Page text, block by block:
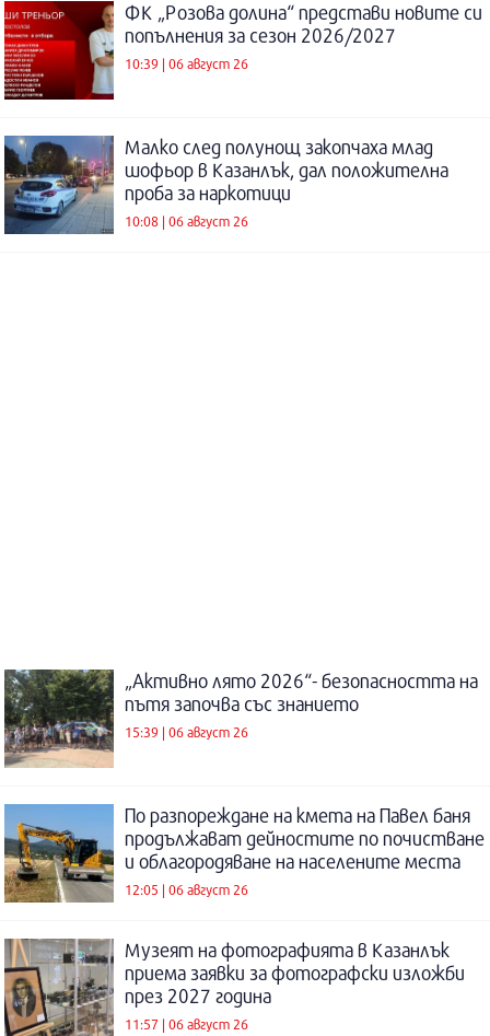
ФК „Розова долина“ представи новите си
попълнения за сезон 2026/2027
10:39 | 06 август 26
Малко след полунощ закопчаха млад
шофьор в Казанлък, дал положителна
проба за наркотици
10:08 | 06 август 26
„Активно лято 2026“- безопасността на
пътя започва със знанието
15:39 | 06 август 26
По разпореждане на кмета на Павел баня
продължават дейностите по почистване
и облагородяване на населените места
12:05 | 06 август 26
Музеят на фотографията в Казанлък
приема заявки за фотографски изложби
през 2027 година
11:57 | 06 август 26